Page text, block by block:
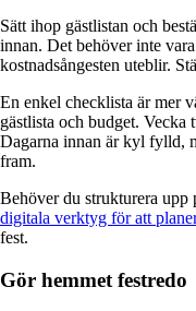
Sätt ihop gästlistan och
innan. Det behöver inte
kostnadsångesten uteblir.
En enkel checklista är mer
gästlista och budget. Vecka
Dagarna innan är kyl fylld,
fram.
Behöver du strukturera upp
digitala verktyg för att
fest.
Gör hemmet festredo